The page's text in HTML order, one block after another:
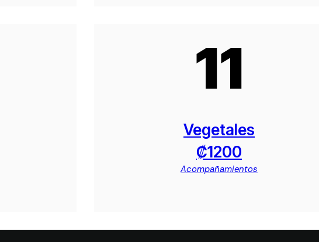
11
Vegetales
₡1200
Acompañamientos